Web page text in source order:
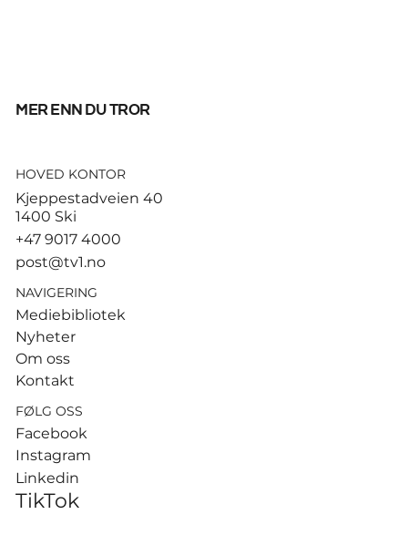
Tusenvis har dødd av varme i
dødsstatistikk
mer enn du tror
HOVED KONTOR
Kjeppestadveien 40
1400 Ski
+47 9017 4000
post@tv1.no
NAVIGERING
Mediebibliotek
Nyheter
Om oss
Kontakt
FØLG OSS
Facebook
Instagram
Linkedin
TikTok